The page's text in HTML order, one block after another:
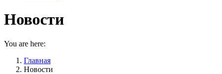
Новости
You are here:
Главная
Новости